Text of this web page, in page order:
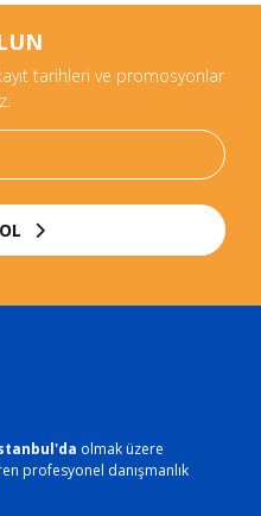
tarihleri ve promosyonlar
olmak üzere
profesyonel danışmanlık